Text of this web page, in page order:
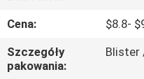
KONTROLA
JAKOŚCI
Cena:
$8.8-
Szczegóły
pakowania:
Blister